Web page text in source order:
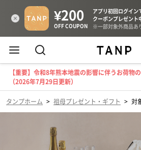
【重要】令和8年熊本地震の影響に伴うお荷物
（2026年7月29日更新）
タンプホーム > 祖母プレゼント・ギフト > 対